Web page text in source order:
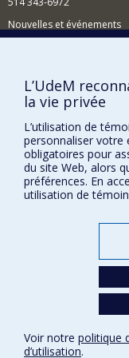
Nouvelles et événements
BESOIN D'AIDE?
Plan du site
Signaler une erreur
Accessibilité
FACULTÉ DES ARTS ET
Paramètres des témoins
L’UdeM
la vie privée
L’utilisation de
personnaliser votre
obligatoires pour
du site Web, alors
préférences. En
utilisation de
Voir notre politique
d’utilisation.